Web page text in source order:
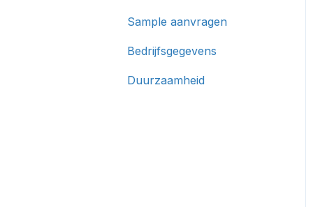
Beschikbaarheid &
Sample aanvragen
Bedrijfsgegevens
Duurzaamheid